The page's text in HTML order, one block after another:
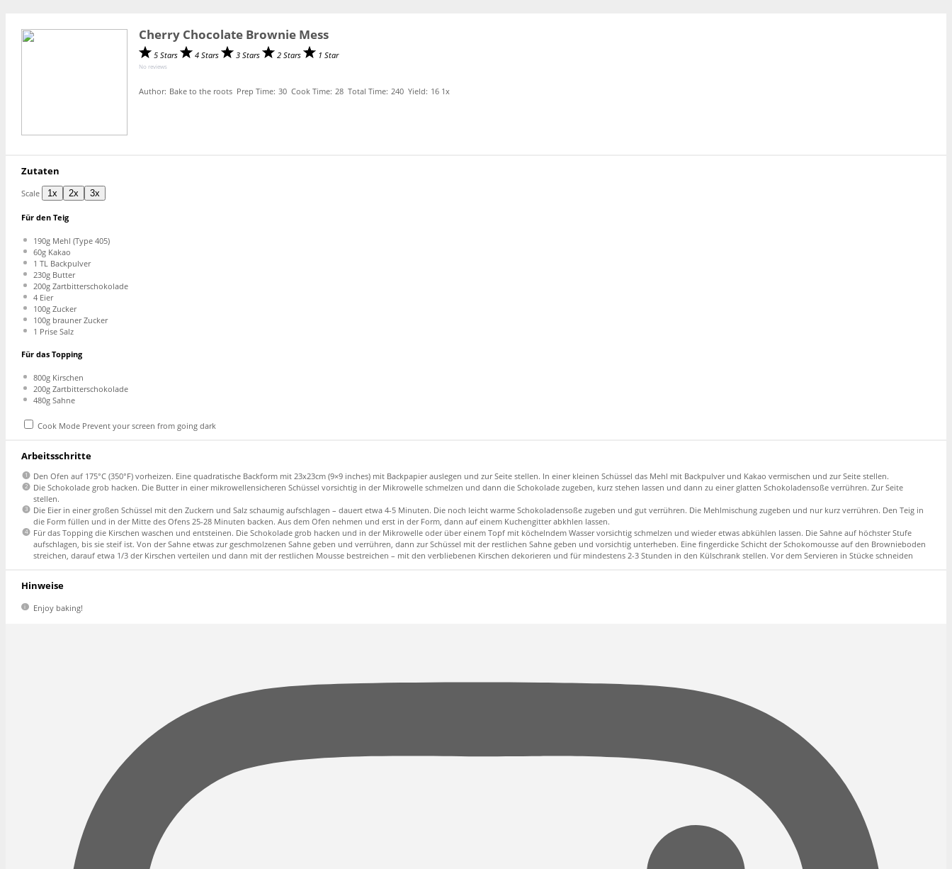
Cherry Chocolate Brownie Mess
5 Stars 4 Stars 3 Stars 2 Stars 1 Star
No reviews
Author: Bake to the roots Prep Time: 30 Cook Time: 28 Total Time: 240 Yield: 16 1x
Zutaten
Scale 1x 2x 3x
Für den Teig
190gMehl (Type 405)
60gKakao
1 TL Backpulver
230gButter
200gZartbitterschokolade
4Eier
100gZucker
100gbrauner Zucker
1 Prise Salz
Für das Topping
800gKirschen
200gZartbitterschokolade
480gSahne
Cook Mode Prevent your screen from going dark
Arbeitsschritte
Den Ofen auf 175°C (350°F) vorheizen. Eine quadratische Backform mit 23x23cm (9×9 inches) mit Backpapier auslegen und zur Seite stellen. In einer kleinen Schüssel das Mehl mit Backpulver und Kakao vermischen und zur Seite stellen.
Die Schokolade grob hacken. Die Butter in einer mikrowellensicheren Schüssel vorsichtig in der Mikrowelle schmelzen und dann die Schokolade zugeben, kurz stehen lassen und dann zu einer glatten Schokoladensoße verrühren. Zur Seite
stellen.
Die Eier in einer großen Schüssel mit den Zuckern und Salz schaumig aufschlagen – dauert etwa 4-5 Minuten. Die noch leicht warme Schokoladensoße zugeben und gut verrühren. Die Mehlmischung zugeben und nur kurz verrühren. Den Teig in
die Form füllen und in der Mitte des Ofens 25-28 Minuten backen. Aus dem Ofen nehmen und erst in der Form, dann auf einem Kuchengitter abkhlen lassen.
Für das Topping die Kirschen waschen und entsteinen. Die Schokolade grob hacken und in der Mikrowelle oder über einem Topf mit köchelndem Wasser vorsichtig schmelzen und wieder etwas abkühlen lassen. Die Sahne auf höchster Stufe
aufschlagen, bis sie steif ist. Von der Sahne etwas zur geschmolzenen Sahne geben und verrühren, dann zur Schüssel mit der restlichen Sahne geben und vorsichtig unterheben. Eine fingerdicke Schicht der Schokomousse auf den Brownieboden
streichen, darauf etwa 1/3 der Kirschen verteilen und dann mit der restlichen Mousse bestreichen – mit den verbliebenen Kirschen dekorieren und für mindestens 2-3 Stunden in den Külschrank stellen. Vor dem Servieren in Stücke schneiden
Hinweise
Enjoy baking!